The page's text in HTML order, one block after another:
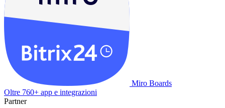
Miro Boards
Oltre 760+ app e integrazioni
Partner